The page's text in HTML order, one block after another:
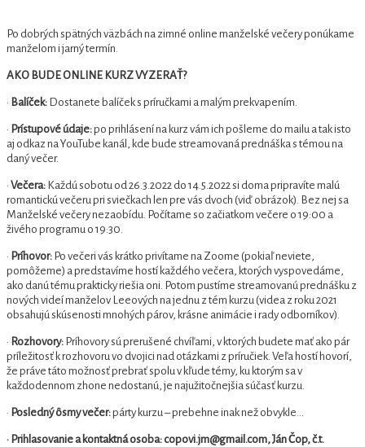
Po dobrých spätných väzbách na zimné online manželské večery ponúkame
manželom i jarný termín.
AKO BUDE ONLINE KURZ VYZERAŤ?
· Balíček: Dostanete balíček s príručkami a malým prekvapením.
· Prístupové údaje:po prihlásení na kurz vám ich pošleme do mailu a tak isto
aj odkaz na YouTube kanál, kde bude streamovaná prednáška s témou na
daný večer.
· Večera: Každú sobotu od 26.3.2022 do 14.5.2022 si doma pripravíte malú
romantickú večeru pri sviečkach len pre vás dvoch (viď obrázok). Bez nej sa
Manželské večery nezaobídu. Počítame so začiatkom večere o 19:00 a
živého programu o 19:30.
· Príhovor: Po večeri vás krátko privítame na Zoome (pokiaľ neviete,
pomôžeme) a predstavíme hostí každého večera, ktorých vyspovedáme,
ako danú tému prakticky riešia oni. Potom pustíme streamovanú prednášku z
nových videí manželov Leeových na jednu z tém kurzu (videa z roku 2021
obsahujú skúsenosti mnohých párov, krásne animácie i rady odborníkov).
· Rozhovory: Príhovory sú prerušené chvíľami, v ktorých budete mať ako pár
príležitosť k rozhovoru vo dvojici nad otázkami z príručiek. Veľa hostí hovorí,
že práve táto možnosť prebrať spolu v kľude témy, ku ktorým sa v
každodennom zhone nedostanú, je najužitočnejšia súčasť kurzu.
· Posledný ôsmy večer:párty kurzu – prebehne inak než obvykle…
· Prihlasovanie a kontaktná osoba: copovi.jm@gmail.com, Ján Čop, č.t.